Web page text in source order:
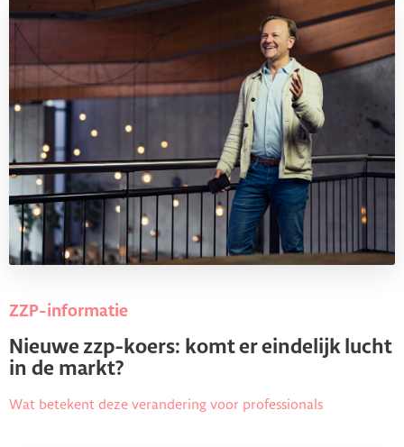
ZZP-informatie
Nieuwe zzp-koers: komt er eindelijk lucht
in de markt?
Wat betekent deze verandering voor professionals